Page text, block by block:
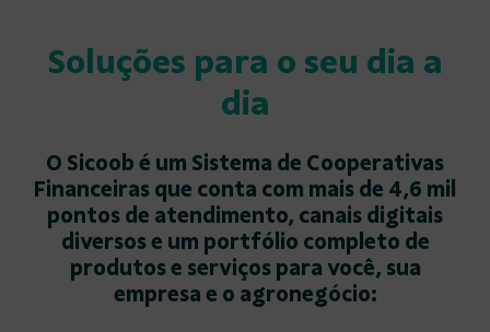
Soluções para o seu dia a
dia
O Sicoob é um Sistema de Cooperativas
Financeiras que conta com mais de 4,6 mil
pontos de atendimento, canais digitais
diversos e um portfólio completo de
produtos e serviços para você, sua
empresa e o agronegócio: